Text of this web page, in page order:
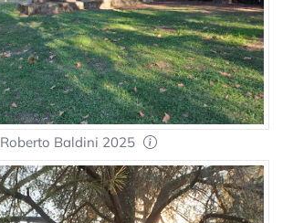
Roberto Baldini 2025